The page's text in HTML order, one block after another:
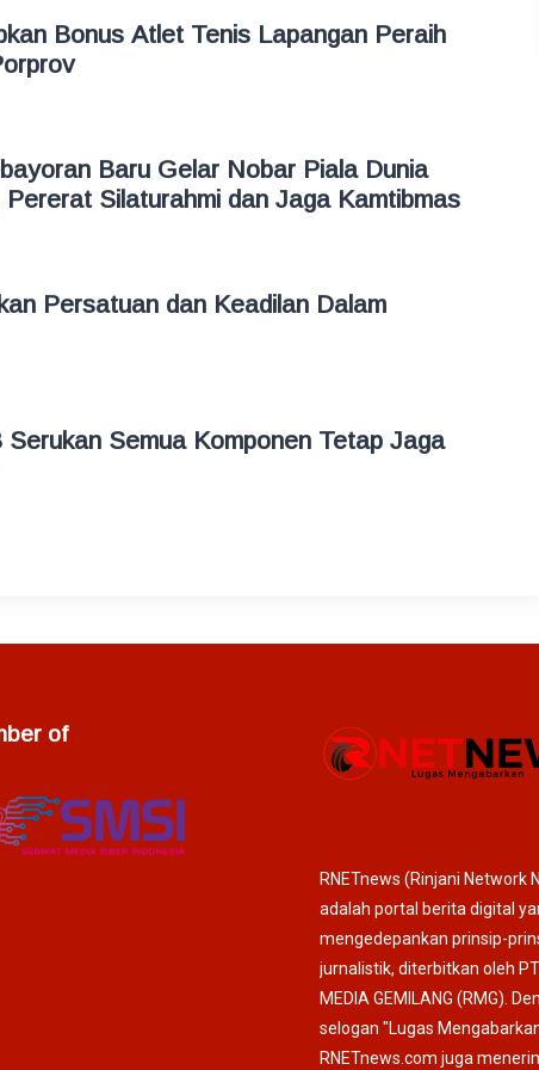
Bonus Atlet Tenis Lapangan Peraih
Baru Gelar Nobar Piala Dunia
Silaturahmi dan Jaga Kamtibmas
Persatuan dan Keadilan Dalam
Semua Komponen Tetap Jaga
of
RNETnews (Rinjani Network
adalah portal berita digital
mengedepankan prinsip-
jurnalistik, diterbitkan oleh
MEDIA GEMILANG (RMG).
selogan "Lugas
RNETnews.com juga